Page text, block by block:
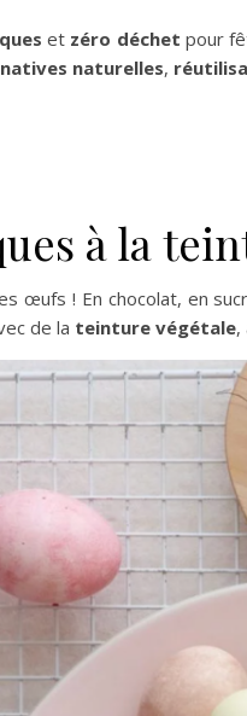
et zéro déchet pour
naturelles,
à la
œufs ! En chocolat, en
de la teinture végétale,